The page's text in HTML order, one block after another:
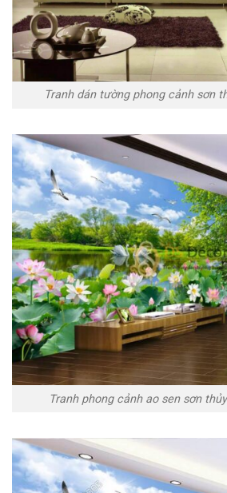
Tranh dán tường phong cảnh sơn
Tranh phong cảnh ao sen sơn